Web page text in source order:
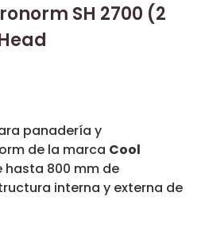
SH 2700 (2
panadería y
de la marca Cool
hasta 800 mm de
interna y externa de